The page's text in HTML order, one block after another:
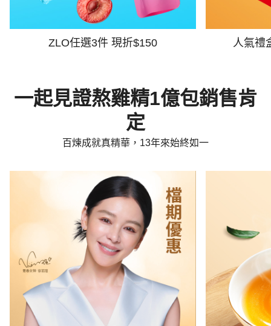
ZLO任選3件 現折$150 人氣禮
一起見證熬雞精1億包銷售肯
定
百煉成就真精華，13年來始終如一